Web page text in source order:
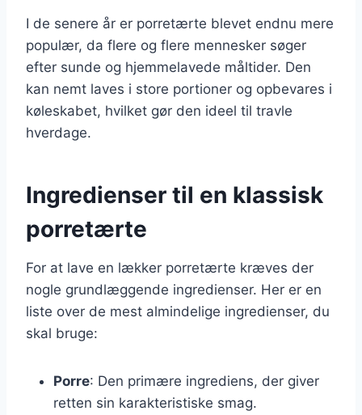
I de senere år er porretærte blevet endnu mere
populær, da flere og flere mennesker søger
efter sunde og hjemmelavede måltider. Den
kan nemt laves i store portioner og opbevares i
køleskabet, hvilket gør den ideel til travle
hverdage.
Ingredienser til en klassisk
porretærte
For at lave en lækker porretærte kræves der
nogle grundlæggende ingredienser. Her er en
liste over de mest almindelige ingredienser, du
skal bruge:
Porre: Den primære ingrediens, der giver
retten sin karakteristiske smag.